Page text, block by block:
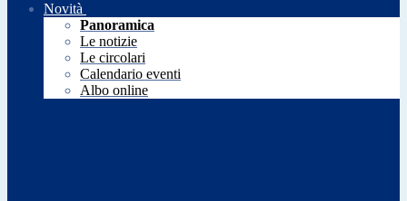
Novità
Panoramica
Le notizie
Le circolari
Calendario eventi
Albo online